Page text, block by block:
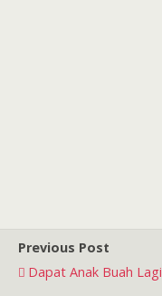
Previous Post
Dapat Anak Buah Lagi